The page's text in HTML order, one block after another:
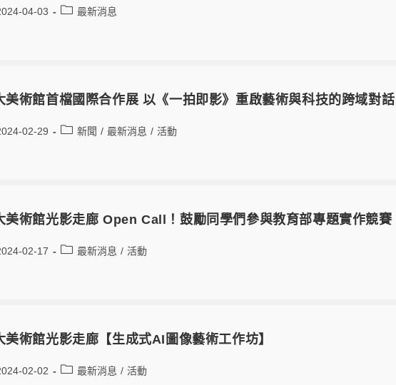
04-03 最新消息
美術館首檔國際合作展 以《一拍即影》重啟藝術與科技的跨域對話
02-29 新聞 / 最新消息 / 活動
美術館光影走廊 Open Call！鼓勵同學們參與教育部專題實作競
02-17 最新消息 / 活動
美術館光影走廊【生成式AI圖像藝術工作坊】
02-02 最新消息 / 活動